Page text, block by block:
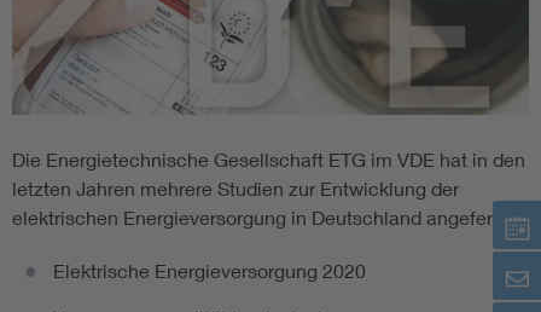
Die Energietechnische Gesellschaft ETG im VDE hat in den
letzten Jahren mehrere Studien zur Entwicklung der
elektrischen Energieversorgung in Deutschland angefertigt:
Elektrische Energieversorgung 2020